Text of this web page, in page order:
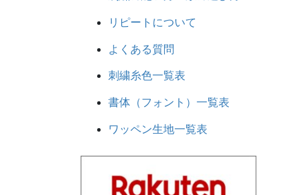
リピートについて
よくある質問
刺繍糸色一覧表
書体（フォント）一覧表
ワッペン生地一覧表